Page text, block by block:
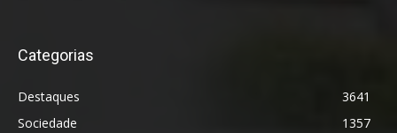
Categorias
Destaques
3641
Sociedade
1357